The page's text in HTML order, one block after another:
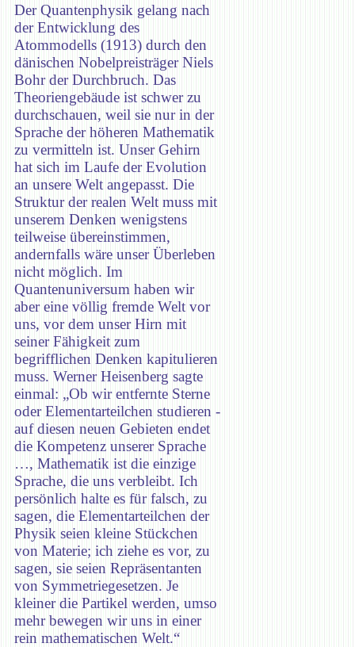
Der Quantenphysik gelang nach
der Entwicklung des
Atommodells (1913) durch den
dänischen Nobelpreisträger Niels
Bohr der Durchbruch. Das
Theoriengebäude ist schwer zu
durchschauen, weil sie nur in der
Sprache der höheren Mathematik
zu vermitteln ist. Unser Gehirn
hat sich im Laufe der Evolution
an unsere Welt angepasst. Die
Struktur der realen Welt muss mit
unserem Denken wenigstens
teilweise übereinstimmen,
andernfalls wäre unser Überleben
nicht möglich. Im
Quantenuniversum haben wir
aber eine völlig fremde Welt vor
uns, vor dem unser Hirn mit
seiner Fähigkeit zum
begrifflichen Denken kapitulieren
muss. Werner Heisenberg sagte
einmal: „Ob wir entfernte Sterne
oder Elementarteilchen studieren -
auf diesen neuen Gebieten endet
die Kompetenz unserer Sprache
…, Mathematik ist die einzige
Sprache, die uns verbleibt. Ich
persönlich halte es für falsch, zu
sagen, die Elementarteilchen der
Physik seien kleine Stückchen
von Materie; ich ziehe es vor, zu
sagen, sie seien Repräsentanten
von Symmetriegesetzen. Je
kleiner die Partikel werden, umso
mehr bewegen wir uns in einer
rein mathematischen Welt.“